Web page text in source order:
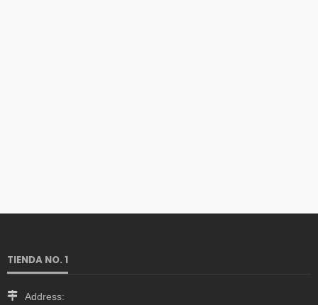
TIENDA NO. 1
Address: